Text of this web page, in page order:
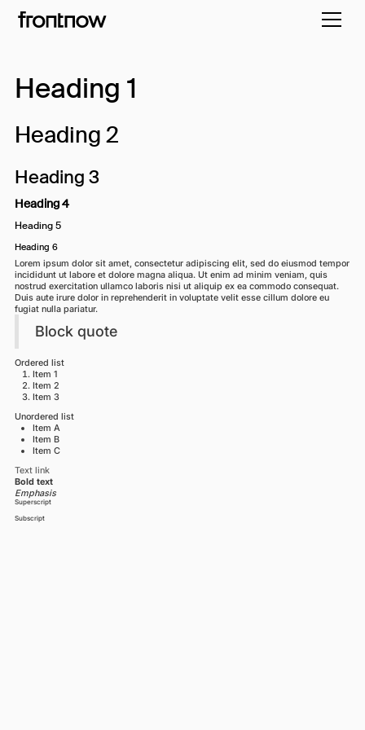
Heading 1
Heading 2
Heading 3
Heading 4
Heading 5
Heading 6
Lorem ipsum dolor sit amet, consectetur adipiscing elit, sed do eiusmod tempor
incididunt ut labore et dolore magna aliqua. Ut enim ad minim veniam, quis
nostrud exercitation ullamco laboris nisi ut aliquip ex ea commodo consequat.
Duis aute irure dolor in reprehenderit in voluptate velit esse cillum dolore eu
fugiat nulla pariatur.
Block quote
Ordered list
Item 1
Item 2
Item 3
Unordered list
Item A
Item B
Item C
Text link
Bold text
Emphasis
Superscript
Subscript